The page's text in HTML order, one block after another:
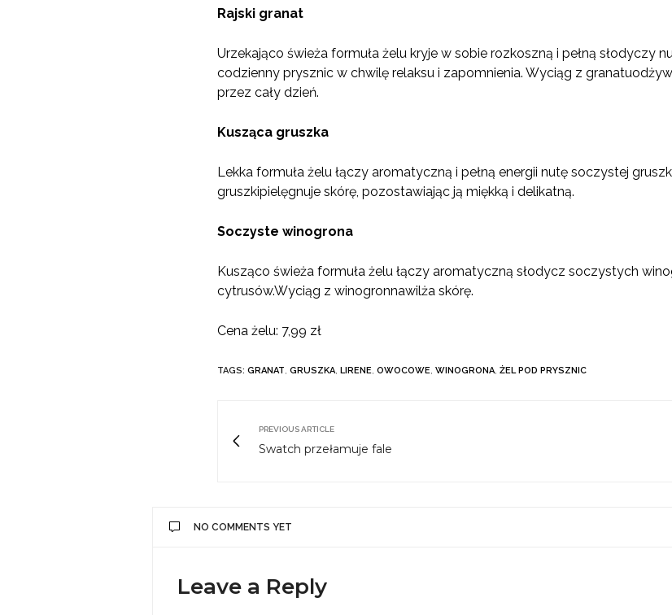
Rajski granat
Urzekająco świeża formuła żelu kryje w sobie rozkoszną i pełną słodyczy
codzienny prysznic w chwilę relaksu i zapomnienia. Wyciąg z granatu
przez cały dzień.
Kusząca gruszka
Lekka formuła żelu łączy aromatyczną i pełną energii nutę soczystej
gruszkipielęgnuje skórę, pozostawiając ją miękką i delikatną.
Soczyste winogrona
Kusząco świeża formuła żelu łączy aromatyczną słodycz soczystych
cytrusów.Wyciąg z winogronnawilża skórę.
Cena żelu: 7,99 zł
TAGS: GRANAT, GRUSZKA, LIRENE, OWOCOWE, WINOGRONA, ŻEL POD PRYSZNIC
PREVIOUS ARTICLE
Swatch przełamuje fale
NO COMMENTS YET
Leave a Reply